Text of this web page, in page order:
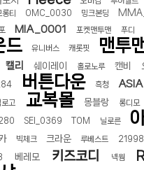
롱티 OMC_0030 밍크본딩
MIA_0001 포켓맨투맨 푸디
드 유니버스 캐롯핏 맨투
캘리 쉐이레이 홀로노루 캔비
버튼다운 흑청 ASIA
고 교복몰 몽블랑 롱디모
SEI_0369 TOM 닐로른
빅체크 크라운 루베스트 21998
베레모 키즈코디 넥웜